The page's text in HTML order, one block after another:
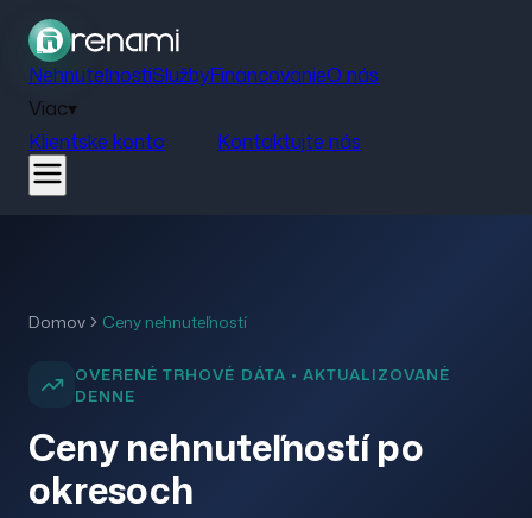
NehnuteľnostiSlužbyFinancovanieO nás
Viac▾
Klientske konto
Kontaktujte nás
Domov Ceny nehnuteľností
OVERENÉ TRHOVÉ DÁTA • AKTUALIZOVANÉ
DENNE
Ceny nehnuteľností po
okresoch